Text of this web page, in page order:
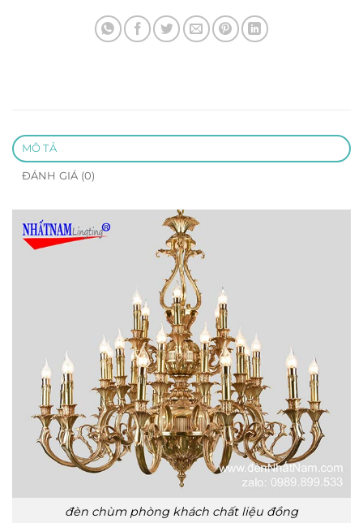
MÔ TẢ
ĐÁNH GIÁ (0)
đèn chùm phòng khách chất liệu đồng